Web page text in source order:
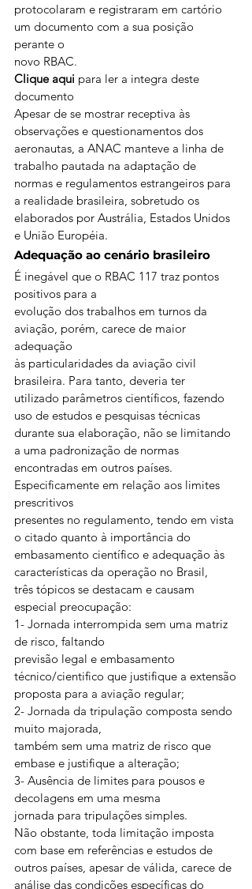
protocolaram e registraram em cartório
um documento com a sua posição
perante o
novo RBAC.
Clique aqui para ler a integra deste
documento
Apesar de se mostrar receptiva às
observações e questionamentos dos
aeronautas, a ANAC manteve a linha de
trabalho pautada na adaptação de
normas e regulamentos estrangeiros para
a realidade brasileira, sobretudo os
elaborados por Austrália, Estados Unidos
e União Européia.
Adequação ao cenário brasileiro
É inegável que o RBAC 117 traz pontos
positivos para a
evolução dos trabalhos em turnos da
aviação, porém, carece de maior
adequação
às particularidades da aviação civil
brasileira. Para tanto, deveria ter
utilizado parâmetros científicos, fazendo
uso de estudos e pesquisas técnicas
durante sua elaboração, não se limitando
a uma padronização de normas
encontradas em outros países.
Especificamente em relação aos limites
prescritivos
presentes no regulamento, tendo em vista
o citado quanto à importância do
embasamento científico e adequação às
características da operação no Brasil,
três tópicos se destacam e causam
especial preocupação:
1- Jornada interrompida sem uma matriz
de risco, faltando
previsão legal e embasamento
técnico/cientifico que justifique a extensão
proposta para a aviação regular;
2- Jornada da tripulação composta sendo
muito majorada,
também sem uma matriz de risco que
embase e justifique a alteração;
3- Ausência de limites para pousos e
decolagens em uma mesma
jornada para tripulações simples.
Não obstante, toda limitação imposta
com base em referências e estudos de
outros países, apesar de válida, carece de
análise das condições específicas do